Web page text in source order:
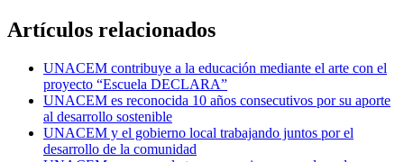
Artículos relacionados
UNACEM contribuye a la educación mediante el arte con el
proyecto “Escuela DECLARA”
UNACEM es reconocida 10 años consecutivos por su aporte
al desarrollo sostenible
UNACEM y el gobierno local trabajando juntos por el
desarrollo de la comunidad